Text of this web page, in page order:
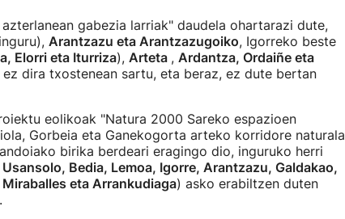
gabezia larriak" daudela ohartarazi dute,
Arantzazu eta Arantzazugoiko, Igorreko beste
Elorri eta Iturriza), Arteta , Ardantza, Ordaiñe eta
dira txostenean sartu, eta beraz, ez dute bertan
eolikoak "Natura 2000 Sareko espazioen
Gorbeia eta Ganekogorta arteko korridore naturala
birika berdeari eragingo dio, inguruko herri
Bedia, Lemoa, Igorre, Arantzazu, Galdakao,
eta Arrankudiaga) asko erabiltzen duten